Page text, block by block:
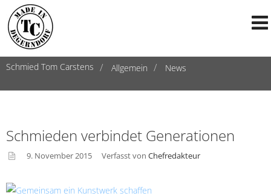
Schmied Tom Carstens Allgemein News
Schmieden verbindet Generationen
e
9. November 2015 Verfasst von Chefredakteur